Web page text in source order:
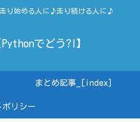
り始める人に♪走り続ける人に♪
でどう?!】
まとめ記事_[index]
ポリシー